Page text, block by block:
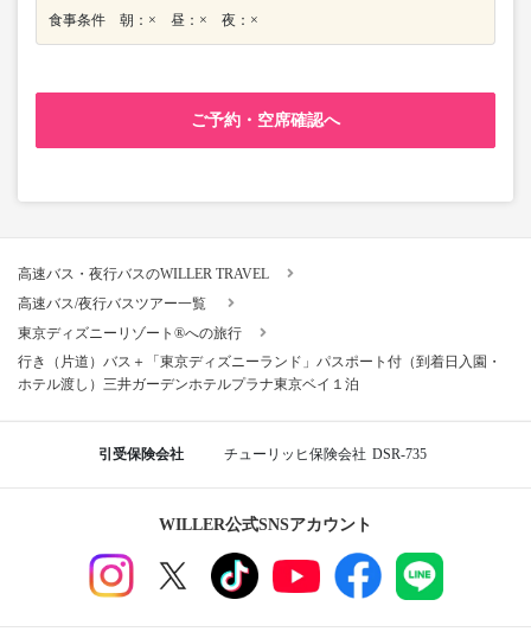
食事条件 朝：× 昼：× 夜：×
ご予約・空席確認へ
高速バス・夜行バスのWILLER TRAVEL
高速バス/夜行バスツアー一覧
東京ディズニーリゾート®への旅行
行き（片道）バス＋「東京ディズニーランド」パスポート付（到着日入園・
ホテル渡し）三井ガーデンホテルプラナ東京ベイ１泊
引受保険会社 チューリッヒ保険会社 DSR-735
WILLER公式SNSアカウント